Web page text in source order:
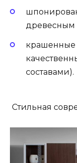
крашенные
составами).
Стильная